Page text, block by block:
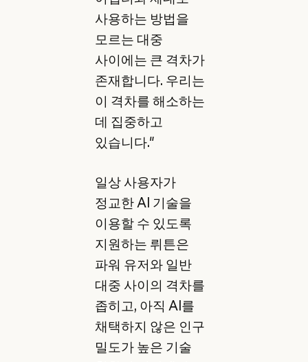
사용하는 방법을
모르는 대중
사이에는 큰 격차가
존재합니다. 우리는
이 격차를 해소하는
데 집중하고
있습니다."
일상 사용자가
정교한 AI 기술을
이용할 수 있도록
지원하는 뤼튼은
파워 유저와 일반
대중 사이의 격차를
좁히고, 아직 AI를
채택하지 않은 인구
밀도가 높은 기술